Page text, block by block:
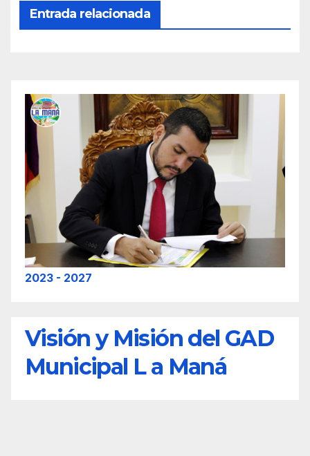
Entrada relacionada
2023 - 2027
Visión y Misión del GAD
Municipal L a Maná